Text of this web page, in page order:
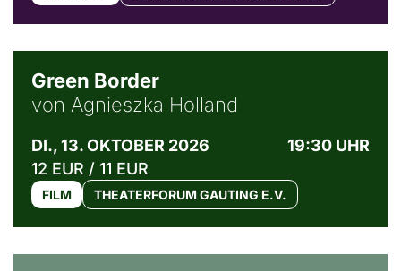
Green Border
von Agnieszka Holland
DI., 13. OKTOBER 2026
19:30 UHR
12 EUR / 11 EUR
FILM THEATERFORUM GAUTING E.V.